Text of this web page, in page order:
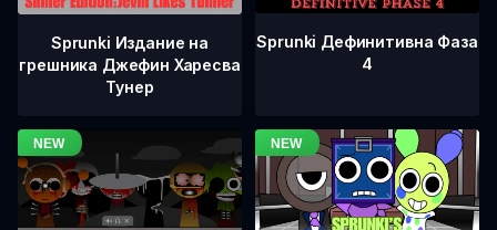
Sprunki Издание на
грешника Джефин Харесва
Тунер
Sprunki Дефинитивна Фаза
4